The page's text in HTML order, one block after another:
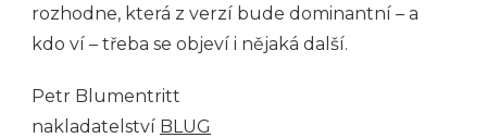
rozhodne, která z verzí bude dominantní – a
kdo ví – třeba se objeví i nějaká další.
Petr Blumentritt
nakladatelství BLUG